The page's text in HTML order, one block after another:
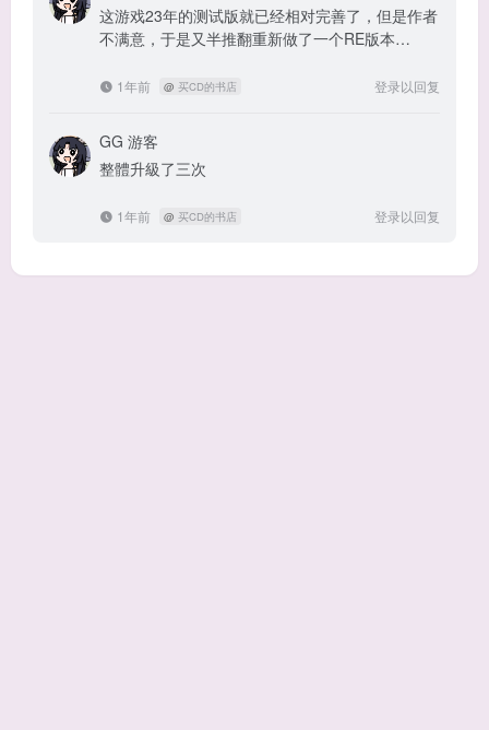
这游戏23年的测试版就已经相对完善了，但是作者
不满意，于是又半推翻重新做了一个RE版本…
1年前 @ 买CD的书店 登录以回复
GG 游客
整體升級了三次
1年前 @ 买CD的书店 登录以回复